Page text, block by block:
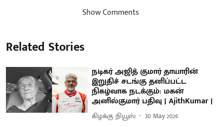
Show Comments
Related Stories
நடிகர் அஜித் குமார் தாயாரின்
இறுதிச் சடங்கு தனிப்பட்ட
நிகழ்வாக நடக்கும்: மகன்
அனில்குமார் பதிவு | AjithKumar |
கிழக்கு நியூஸ் 30 May 2026